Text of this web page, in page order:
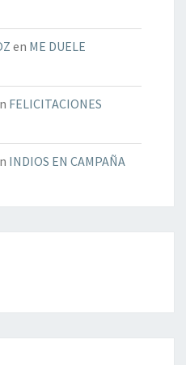
en ME DUELE
FELICITACIONES
INDIOS EN CAMPAÑA